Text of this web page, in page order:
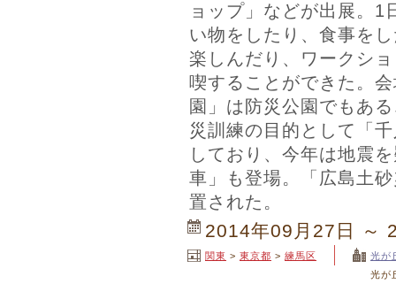
ョップ」などが出展。1
い物をしたり、食事を
楽しんだり、ワークシ
喫することができた。
園」は防災公園でもあ
災訓練の目的として「
しており、今年は地震
車」も登場。「広島土
置された。
2014年09月27日 ～
関東 > 東京都 > 練馬区
光が
光が